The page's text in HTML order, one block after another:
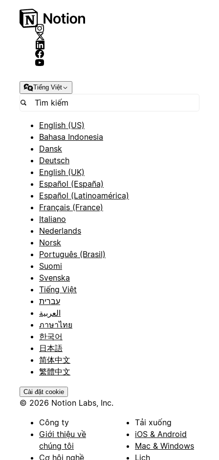
Tiếng Việt
English (US)
Bahasa Indonesia
Dansk
Deutsch
English (UK)
Español (España)
Español (Latinoamérica)
Français (France)
Italiano
Nederlands
Norsk
Português (Brasil)
Suomi
Svenska
Tiếng Việt
עברית
العربية
ภาษาไทย
한국어
日本語
简体中文
繁體中文
Cài đặt cookie
© 2026 Notion Labs, Inc.
Công ty
Giới thiệu về
chúng tôi
Cơ hội nghề
Tải xuống
iOS & Android
Mac & Windows
Lịch